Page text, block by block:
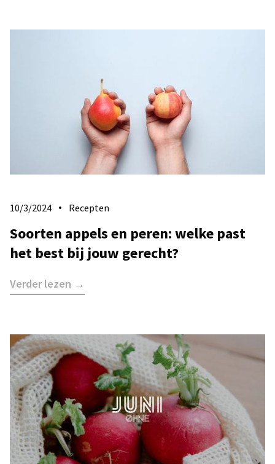
10/3/2024 Recepten
Soorten appels en peren: welke past
het best bij jouw gerecht?
Verder lezen →